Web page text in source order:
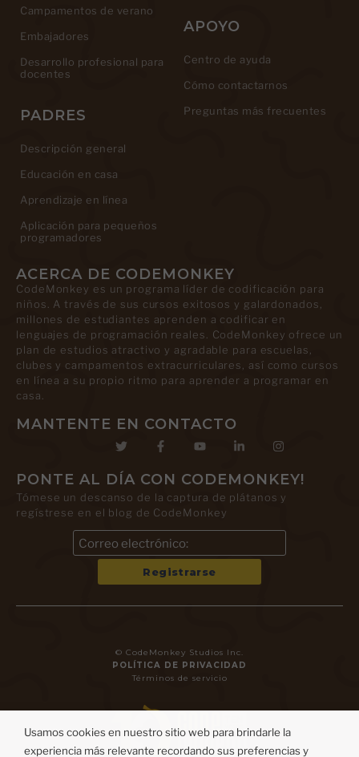
Campamentos de verano
Embajadores
Desarrollo profesional para
docentes
PADRES
Descripción general
Educación en casa
Aprendizaje en línea
Aplicación para pequeños
programadores
APOYO
Centro de ayuda
Cómo contactarnos
Preguntas más frecuentes
ACERCA DE CODEMONKEY
CodeMonkey es un programa líder de codificación para
niños. A través de sus cursos exitosos y galardonados,
millones de estudiantes aprenden a codificar en
lenguajes de programación reales. CodeMonkey ofrece un
plan de estudios atractivo y agradable para escuelas,
clubes y campamentos extracurriculares, así como cursos
en línea a su propio ritmo para aprender a programar en
casa.
MANTENTE EN CONTACTO
PONTE AL DÍA CON CODEMONKEY!
Tómese un descanso de la captura de plátanos y
regístrese en el blog de CodeMonkey
© CodeMonkey Studios Inc.
POLÍTICA DE PRIVACIDAD
Términos de servicio
Usamos cookies en nuestro sitio web para brindarle la
experiencia más relevante recordando sus preferencias y